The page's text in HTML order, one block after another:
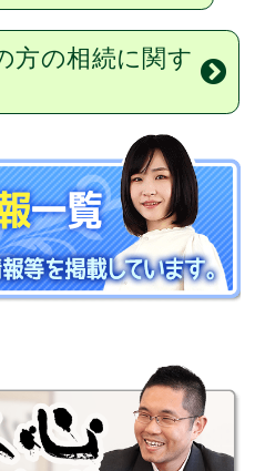
方の相続に関す